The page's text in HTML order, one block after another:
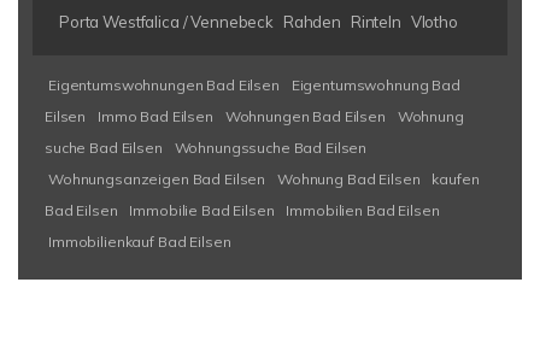
Porta Westfalica / Vennebeck
Rahden Rinteln Vlotho
Eigentumswohnungen Bad Eilsen
Eigentumswohnung Bad
Eilsen
Immo Bad Eilsen Wohnungen Bad Eilsen
Wohnung
suche Bad Eilsen
Wohnungssuche Bad Eilsen
Wohnungsanzeigen Bad Eilsen
Wohnung Bad Eilsen
kaufen
Bad Eilsen
Immobilie Bad Eilsen
Immobilien Bad Eilsen
Immobilienkauf Bad Eilsen